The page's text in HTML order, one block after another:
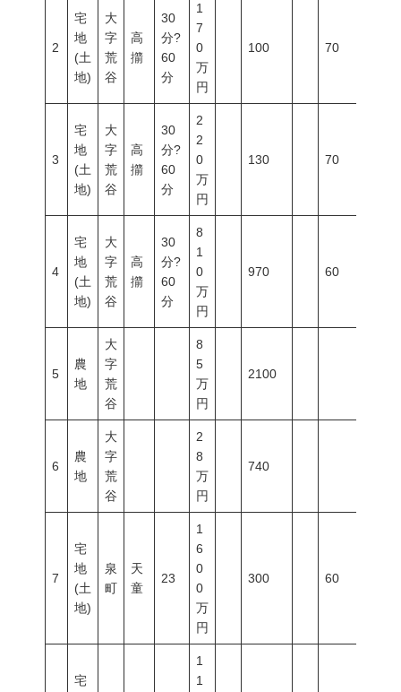
2
宅
地
(土
地)
大
字
荒
谷
高
擶
30
分?
60
分
1
7
0
万
円
100 70
3
宅
地
(土
地)
大
字
荒
谷
高
擶
30
分?
60
分
2
2
0
万
円
130 70
4
宅
地
(土
地)
大
字
荒
谷
高
擶
30
分?
60
分
8
1
0
万
円
970 60
5
農
地
大
字
荒
谷
8
5
万
円
2100
6
農
地
大
字
荒
谷
2
8
万
円
740
7
宅
地
(土
地)
泉
町
天
童
23
1
6
0
0
万
円
300 60
宅
1
1